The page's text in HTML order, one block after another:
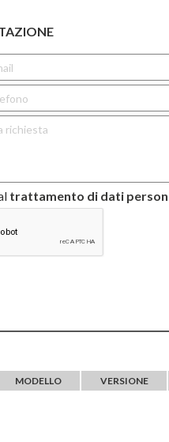
trattamento di dati
MODELLO VERSIONE